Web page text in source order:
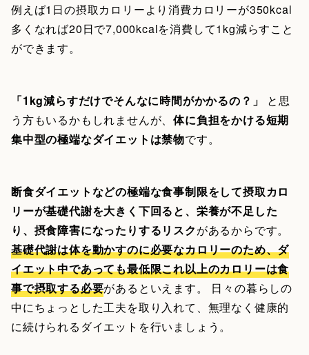
例えば1日の摂取カロリーより消費カロリーが350kcal
多くなれば20日で7,000kcalを消費して1kg減らすこと
ができます。
「1kg減らすだけでそんなに時間がかかるの？」
と思
う方もいるかもしれませんが、体に負担をかける短期
集中型の極端なダイエットは禁物です。
断食ダイエットなどの極端な食事制限をして摂取カロ
リーが基礎代謝を大きく下回ると、栄養が不足した
り、摂食障害になったりするリスクがあるからです。
基礎代謝は体を動かすのに必要なカロリーのため、ダ
イエット中であっても最低限これ以上のカロリーは食
事で摂取する必要があるといえます。 日々の暮らしの
中にちょっとした工夫を取り入れて、無理なく健康的
に続けられるダイエットを行いましょう。